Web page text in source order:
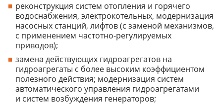
реконструкция систем отопления и горячего
водоснабжения, электрокотельных, модернизация
насосных станций, лифтов (с заменой механизмов,
с применением частотно-регулируемых
приводов);
замена действующих гидроагрегатов на
гидроагрегаты с более высоким коэффициентом
полезного действия; модернизация систем
автоматического управления гидроагрегатами
и систем возбуждения генераторов;